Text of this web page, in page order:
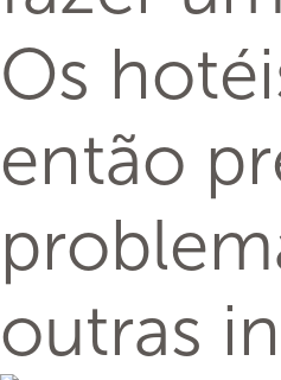
Os
então
outras